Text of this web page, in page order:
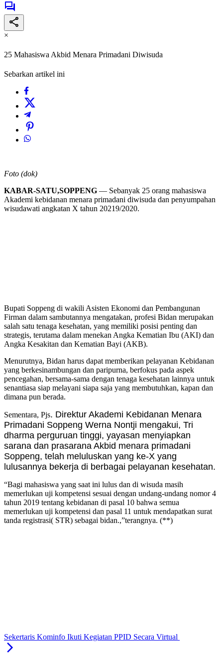
×
25 Mahasiswa Akbid Menara Primadani Diwisuda
Sebarkan artikel ini
Foto (dok)
KABAR-SATU,SOPPENG — Sebanyak 25 orang mahasiswa
Akademi kebidanan menara primadani diwisuda dan penyumpahan
wisudawati angkatan X tahun 20219/2020.
Bupati Soppeng di wakili Asisten Ekonomi dan Pembangunan
Firman dalam sambutannya mengatakan, profesi Bidan merupakan
salah satu tenaga kesehatan, yang memiliki posisi penting dan
strategis, terutama dalam menekan Angka Kematian Ibu (AKI) dan
Angka Kesakitan dan Kematian Bayi (AKB).
Menurutnya, Bidan harus dapat memberikan pelayanan Kebidanan
yang berkesinambungan dan paripurna, berfokus pada aspek
pencegahan, bersama-sama dengan tenaga kesehatan lainnya untuk
senantiasa siap melayani siapa saja yang membutuhkan, kapan dan
dimana pun berada.
Sementara, Pjs. Direktur Akademi Kebidanan Menara
Primadani Soppeng Werna Nontji mengakui, Tri
dharma perguruan tinggi, yayasan menyiapkan
sarana dan prasarana Akbid menara primadani
Soppeng, telah meluluskan yang ke-X yang
lulusannya bekerja di berbagai pelayanan kesehatan.
“Bagi mahasiswa yang saat ini lulus dan di wisuda masih
memerlukan uji kompetensi sesuai dengan undang-undang nomor 4
tahun 2019 tentang kebidanan di pasal 10 bahwa semua
memerlukan uji kompetensi dan pasal 11 untuk mendapatkan surat
tanda registrasi( STR) sebagai bidan.,”terangnya. (**)
Sekertaris Kominfo Ikuti Kegiatan PPID Secara Virtual